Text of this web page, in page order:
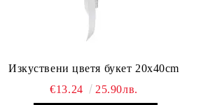
Изкуствени цветя букет 20x40cm
€13.24
25.90лв.